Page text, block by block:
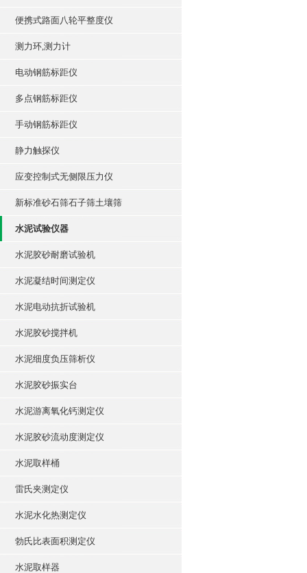
便携式路面八轮平整度仪
测力环,测力计
电动钢筋标距仪
多点钢筋标距仪
手动钢筋标距仪
静力触探仪
应变控制式无侧限压力仪
新标准砂石筛石子筛土壤筛
水泥试验仪器
水泥胶砂耐磨试验机
水泥凝结时间测定仪
水泥电动抗折试验机
水泥胶砂搅拌机
水泥细度负压筛析仪
水泥胶砂振实台
水泥游离氧化钙测定仪
水泥胶砂流动度测定仪
水泥取样桶
雷氏夹测定仪
水泥水化热测定仪
勃氏比表面积测定仪
水泥取样器